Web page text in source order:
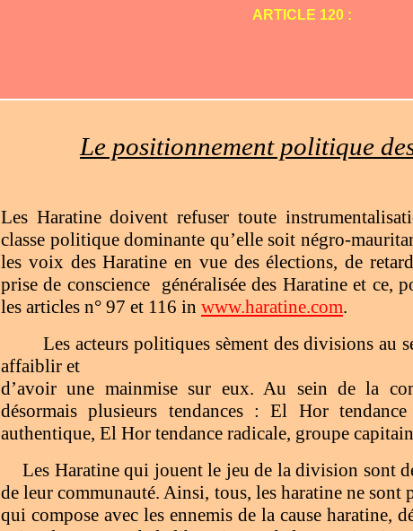
ARTICLE 120 :
Le positionnement politique
Les Haratine doivent refuser toute
classe politique dominante qu’elle soit négro-
les voix des Haratine en vue des élections, de
prise de conscience généralisée des Haratine et ce,
les articles n° 97 et 116 in www.haratine.com.
Les acteurs politiques sèment des divisions au
affaiblir et
d’avoir une mainmise sur eux. Au sein de la
désormais plusieurs tendances : El Hor
authentique, El Hor tendance radicale, groupe
Les Haratine qui jouent le jeu de la division sont
de leur communauté. Ainsi, tous, les haratine ne sont
qui compose avec les ennemis de la cause haratine,